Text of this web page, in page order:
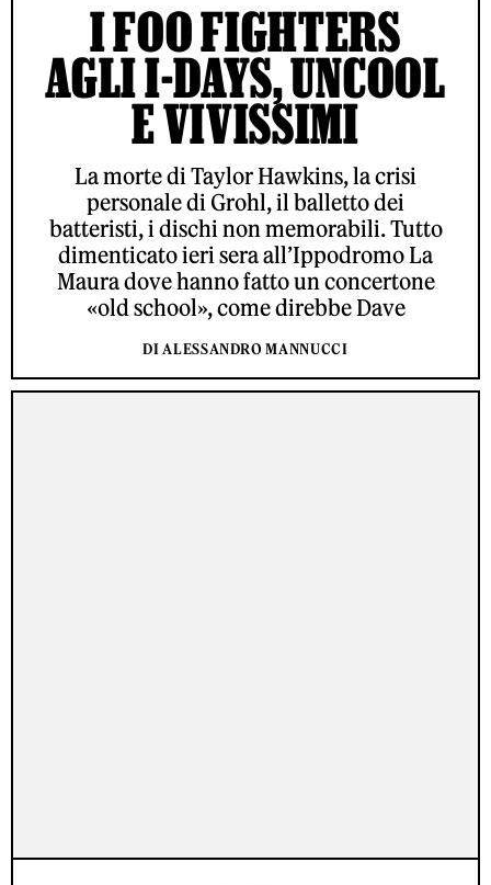
I FOO FIGHTERS
AGLI I-DAYS, UNCOOL
E VIVISSIMI
La morte di Taylor Hawkins, la crisi
personale di Grohl, il balletto dei
batteristi, i dischi non memorabili. Tutto
dimenticato ieri sera all’Ippodromo La
Maura dove hanno fatto un concertone
«old school», come direbbe Dave
DI ALESSANDRO MANNUCCI